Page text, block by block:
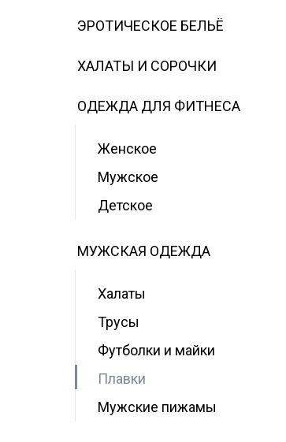
ЭРОТИЧЕСКОЕ БЕЛЬЁ
ХАЛАТЫ И СОРОЧКИ
ОДЕЖДА ДЛЯ ФИТНЕСА
Женское
Мужское
Детское
МУЖСКАЯ ОДЕЖДА
Халаты
Трусы
Футболки и майки
Плавки
Мужские пижамы